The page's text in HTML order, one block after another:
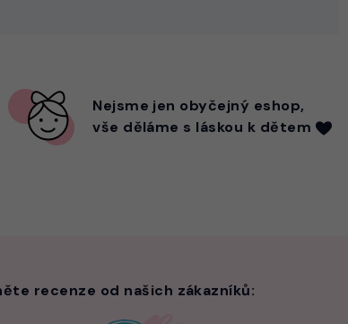
Nejsme jen obyčejný eshop,
vše děláme s láskou k dětem
recenze od našich zákazníků: